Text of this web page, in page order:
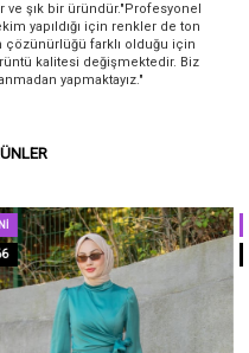
ve şık bir üründür."Profesyonel
yapıldığı için renkler de ton
çözünürlüğü farklı olduğu için
kalitesi değişmektedir. Biz
yapmaktayız."
%45
YENI
ÜRÜN